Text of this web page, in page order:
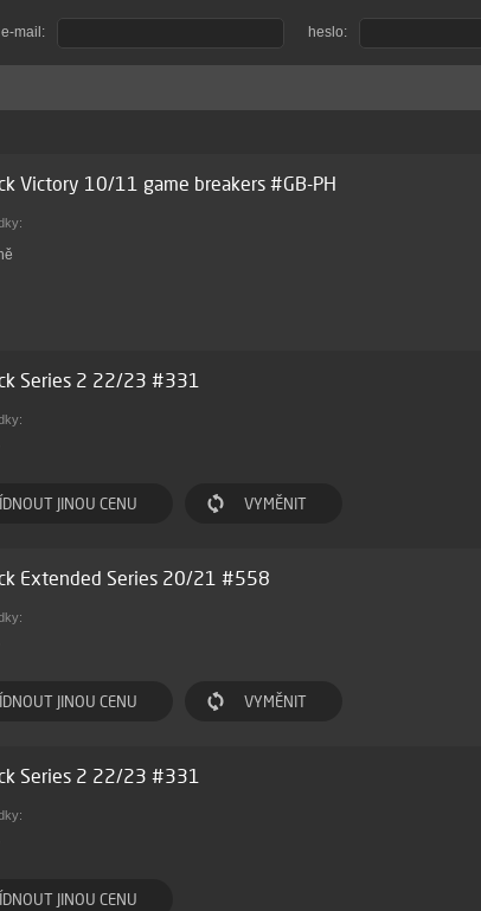
e-mail: heslo:
Victory 10/11 game breakers #GB-PH
Series 2 22/23 #331
JINOU CENU VYMĚNIT
Extended Series 20/21 #558
JINOU CENU VYMĚNIT
Series 2 22/23 #331
JINOU CENU